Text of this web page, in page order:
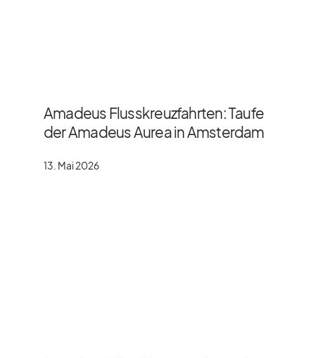
Amadeus Flusskreuzfahrten: Taufe
der Amadeus Aurea in Amsterdam
13. Mai 2026